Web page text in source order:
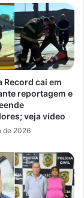
Record cai em
reportagem e
veja vídeo
de 2026